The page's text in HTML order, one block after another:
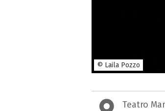
© Laila Pozzo
Teatro